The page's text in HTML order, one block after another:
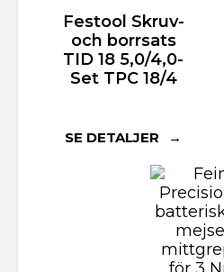
Festool Skruv-
och borrsats
TID 18 5,0/4,0-
Set TPC 18/4
SE DETALJER